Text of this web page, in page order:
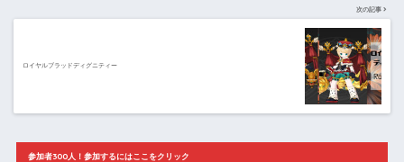
次の記事
ロイヤルブラッドディグニティー
参加者300人！参加するにはここをクリック